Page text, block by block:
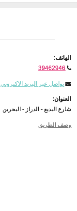
الهاتف:
39462946
تواصل عبر البريد الاكتروني
العنوان:
شارع البديع - الدراز - البحرين
وصف الطريق